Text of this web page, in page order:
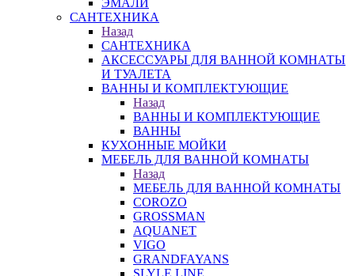
ЭМАЛИ
САНТЕХНИКА
Назад
САНТЕХНИКА
АКСЕССУАРЫ ДЛЯ ВАННОЙ КОМНАТЫ
И ТУАЛЕТА
ВАННЫ И КОМПЛЕКТУЮЩИЕ
Назад
ВАННЫ И КОМПЛЕКТУЮЩИЕ
ВАННЫ
КУХОННЫЕ МОЙКИ
МЕБЕЛЬ ДЛЯ ВАННОЙ КОМНАТЫ
Назад
МЕБЕЛЬ ДЛЯ ВАННОЙ КОМНАТЫ
COROZO
GROSSMAN
AQUANET
VIGO
GRANDFAYANS
SLYLE LINE